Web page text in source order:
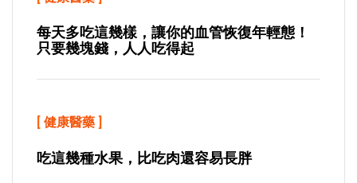
每天多吃這幾樣，讓你的血管恢復年輕態！
只要幾塊錢，人人吃得起
[ 健康醫藥 ]
吃這幾種水果，比吃肉還容易長胖